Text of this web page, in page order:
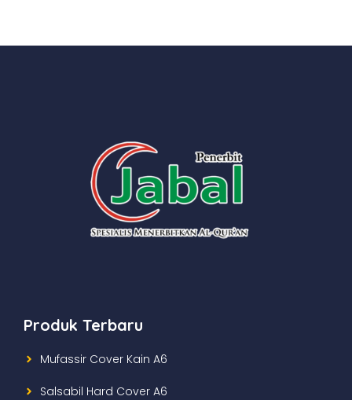
Produk Terbaru
Mufassir Cover Kain A6
Salsabil Hard Cover A6